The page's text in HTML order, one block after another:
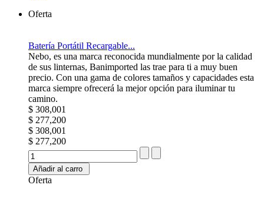
Oferta
Batería Portátil Recargable...
Nebo, es una marca reconocida mundialmente por la calidad
de sus linternas, Banimported las trae para ti a muy buen
precio. Con una gama de colores tamaños y capacidades esta
marca siempre ofrecerá la mejor opción para iluminar tu
camino.
$ 308,001
$ 277,200
$ 308,001
$ 277,200
Añadir al carro
Oferta